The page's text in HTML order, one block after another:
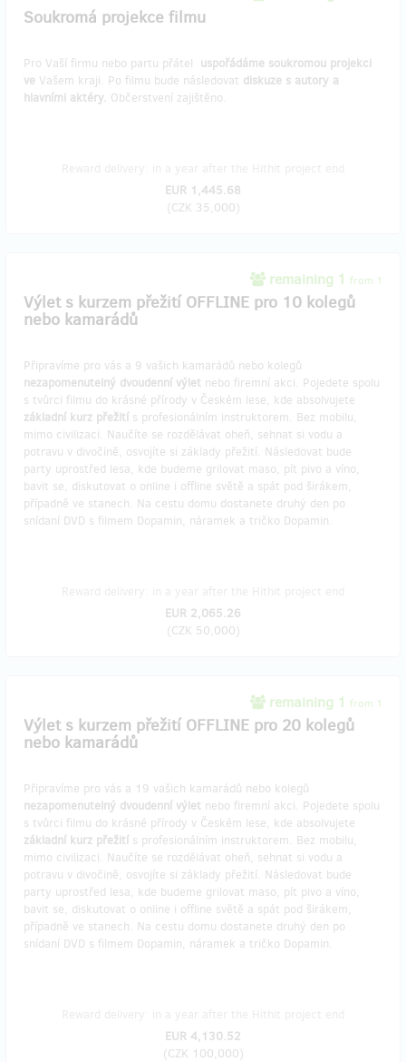
Soukromá projekce filmu
Pro Vaší firmu nebo partu přátel uspořádáme soukromou projekci
ve Vašem kraji. Po filmu bude následovat diskuze s autory a
hlavními aktéry. Občerstvení zajištěno.
EUR 1,445.68
(CZK 35,000)
remaining 1 from 1
Výlet s kurzem přežití OFFLINE pro 10 kolegů
nebo kamarádů
Připravíme pro vás a 9 vašich kamarádů nebo kolegů
nezapomenutelný dvoudenní výlet nebo firemní akci. Pojedete spolu
s tvůrci filmu do krásné přírody v Českém lese, kde absolvujete
základní kurz přežití s profesionálním instruktorem. Bez mobilu,
mimo civilizaci. Naučíte se rozdělávat oheň, sehnat si vodu a
potravu v divočině, osvojíte si základy přežití. Následovat bude
party uprostřed lesa, kde budeme grilovat maso, pít pivo a víno,
bavit se, diskutovat o online i offline světě a spát pod širákem,
případně ve stanech. Na cestu domu dostanete druhý den po
snídaní DVD s filmem Dopamin, náramek a tričko Dopamin.
EUR 2,065.26
(CZK 50,000)
remaining 1 from 1
Výlet s kurzem přežití OFFLINE pro 20 kolegů
nebo kamarádů
Připravíme pro vás a 19 vašich kamarádů nebo kolegů
nezapomenutelný dvoudenní výlet nebo firemní akci. Pojedete spolu
s tvůrci filmu do krásné přírody v Českém lese, kde absolvujete
základní kurz přežití s profesionálním instruktorem. Bez mobilu,
mimo civilizaci. Naučíte se rozdělávat oheň, sehnat si vodu a
potravu v divočině, osvojíte si základy přežití. Následovat bude
party uprostřed lesa, kde budeme grilovat maso, pít pivo a víno,
bavit se, diskutovat o online i offline světě a spát pod širákem,
případně ve stanech. Na cestu domu dostanete druhý den po
snídaní DVD s filmem Dopamin, náramek a tričko Dopamin.
EUR 4,130.52
(CZK 100,000)